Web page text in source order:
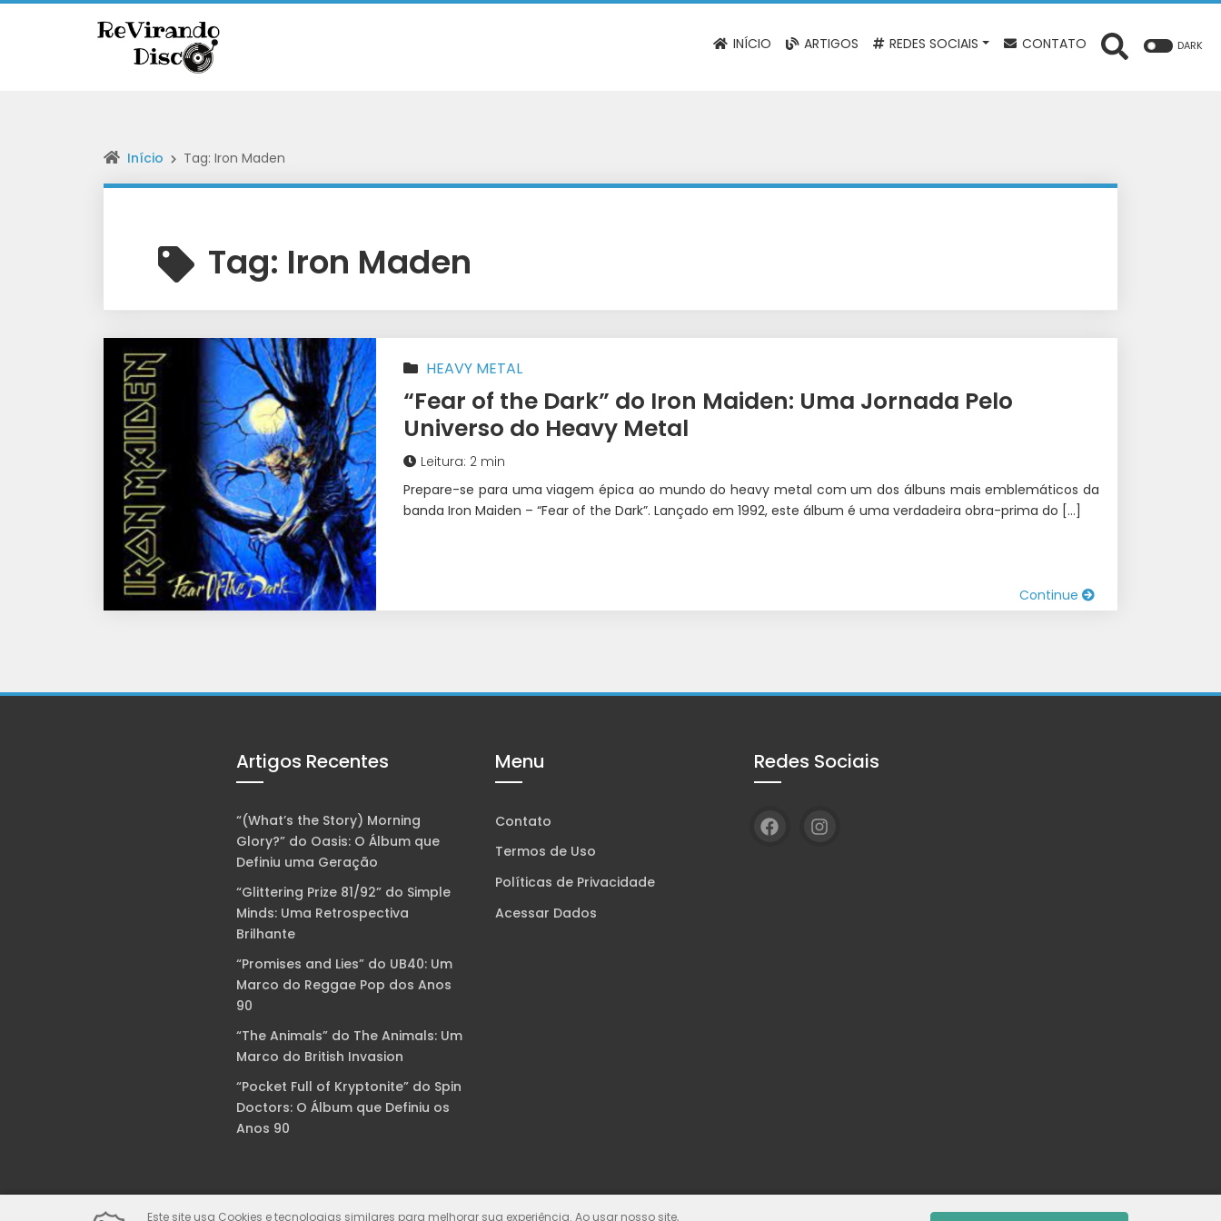
INÍCIO ARTIGOS REDES SOCIAIS CONTATO DARK
Início Tag: Iron Maden
Tag: Iron Maden
HEAVY METAL
“Fear of the Dark” do Iron Maiden: Uma Jornada Pelo
Universo do Heavy Metal
Leitura: 2 min
Prepare-se para uma viagem épica ao mundo do heavy metal com um dos álbuns mais emblemáticos da
banda Iron Maiden – “Fear of the Dark”. Lançado em 1992, este álbum é uma verdadeira obra-prima do […]
Continue
Artigos Recentes
“(What’s the Story) Morning
Glory?” do Oasis: O Álbum que
Definiu uma Geração
“Glittering Prize 81/92” do Simple
Minds: Uma Retrospectiva
Brilhante
“Promises and Lies” do UB40: Um
Marco do Reggae Pop dos Anos
90
“The Animals” do The Animals: Um
Marco do British Invasion
“Pocket Full of Kryptonite” do Spin
Doctors: O Álbum que Definiu os
Anos 90
Menu
Contato
Termos de Uso
Políticas de Privacidade
Acessar Dados
Redes Sociais
Este site usa Cookies e tecnologias similares para melhorar sua experiência. Ao usar nosso site,